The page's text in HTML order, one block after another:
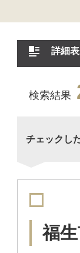
詳細
検索結果
チェックし
福